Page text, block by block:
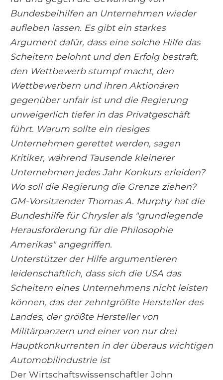
Bundesbeihilfen an Unternehmen wieder
aufleben lassen. Es gibt ein starkes
Argument dafür, dass eine solche Hilfe das
Scheitern belohnt und den Erfolg bestraft,
den Wettbewerb stumpf macht, den
Wettbewerbern und ihren Aktionären
gegenüber unfair ist und die Regierung
unweigerlich tiefer in das Privatgeschäft
führt. Warum sollte ein riesiges
Unternehmen gerettet werden, sagen
Kritiker, während Tausende kleinerer
Unternehmen jedes Jahr Konkurs erleiden?
Wo soll die Regierung die Grenze ziehen?
GM-Vorsitzender Thomas A. Murphy hat die
Bundeshilfe für Chrysler als "grundlegende
Herausforderung für die Philosophie
Amerikas" angegriffen.
Unterstützer der Hilfe argumentieren
leidenschaftlich, dass sich die USA das
Scheitern eines Unternehmens nicht leisten
können, das der zehntgrößte Hersteller des
Landes, der größte Hersteller von
Militärpanzern und einer von nur drei
Hauptkonkurrenten in der überaus wichtigen
Automobilindustrie ist
Der Wirtschaftswissenschaftler John